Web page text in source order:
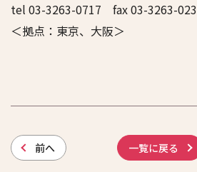
tel 03-3263-0717 fax 03-3263-023
＜拠点：東京、大阪＞
前へ 一覧に戻る